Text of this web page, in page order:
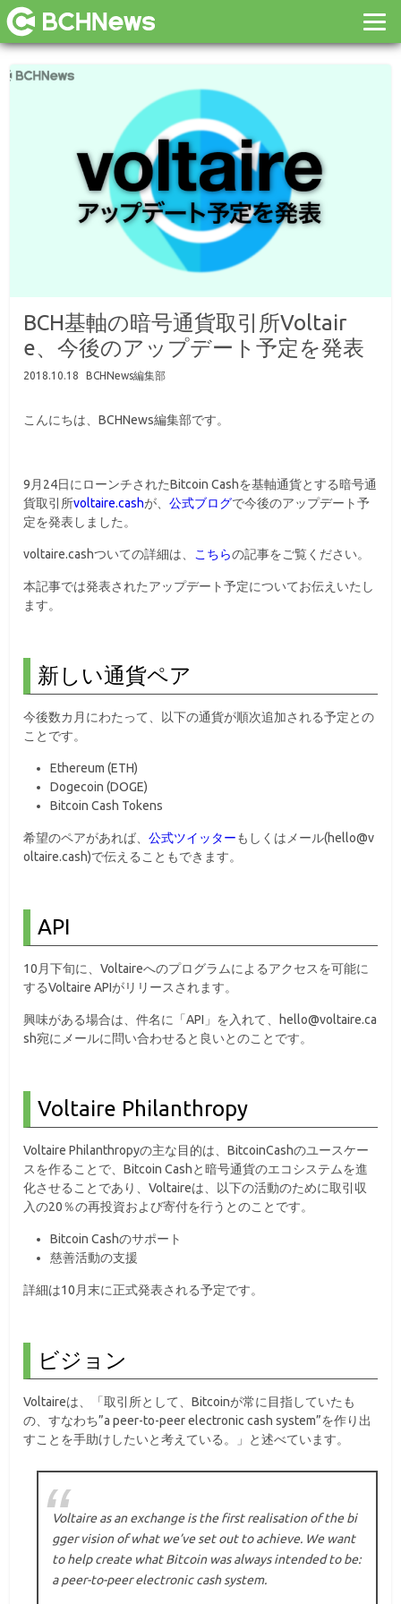
BCH基軸の暗号通貨取引所Voltair
e、今後のアップデート予定を発表
2018.10.18 BCHNews編集部
こんにちは、BCHNews編集部です。
9月24日にローンチされたBitcoin Cashを基軸通貨とする暗号通
貨取引所voltaire.cashが、公式ブログで今後のアップデート予
定を発表しました。
voltaire.cashついての詳細は、 こちらの記事をご覧ください。
本記事では発表されたアップデート予定についてお伝えいたし
ます。
新しい通貨ペア
今後数カ月にわたって、以下の通貨が順次追加される予定との
ことです。
Ethereum (ETH)
Dogecoin (DOGE)
Bitcoin Cash Tokens
希望のペアがあれば、公式ツイッターもしくはメール(hello@v
oltaire.cash)で伝えることもできます。
API
10月下旬に、Voltaireへのプログラムによるアクセスを可能に
するVoltaire APIがリリースされます。
興味がある場合は、件名に「API」を入れて、hello@voltaire.ca
sh宛にメールに問い合わせると良いとのことです。
Voltaire Philanthropy
Voltaire Philanthropyの主な目的は、BitcoinCashのユースケー
スを作ることで、Bitcoin Cashと暗号通貨のエコシステムを進
化させることであり、Voltaireは、以下の活動のために取引収
入の20％の再投資および寄付を行うとのことです。
Bitcoin Cashのサポート
慈善活動の支援
詳細は10月末に正式発表される予定です。
ビジョン
Voltaireは、「取引所として、Bitcoinが常に目指していたも
の、すなわち”a peer-to-peer electronic cash system”を作り出
すことを手助けしたいと考えている。」と述べています。
Voltaire as an exchange is the first realisation of the bi
gger vision of what we’ve set out to achieve. We want
to help create what Bitcoin was always intended to be:
a peer-to-peer electronic cash system.